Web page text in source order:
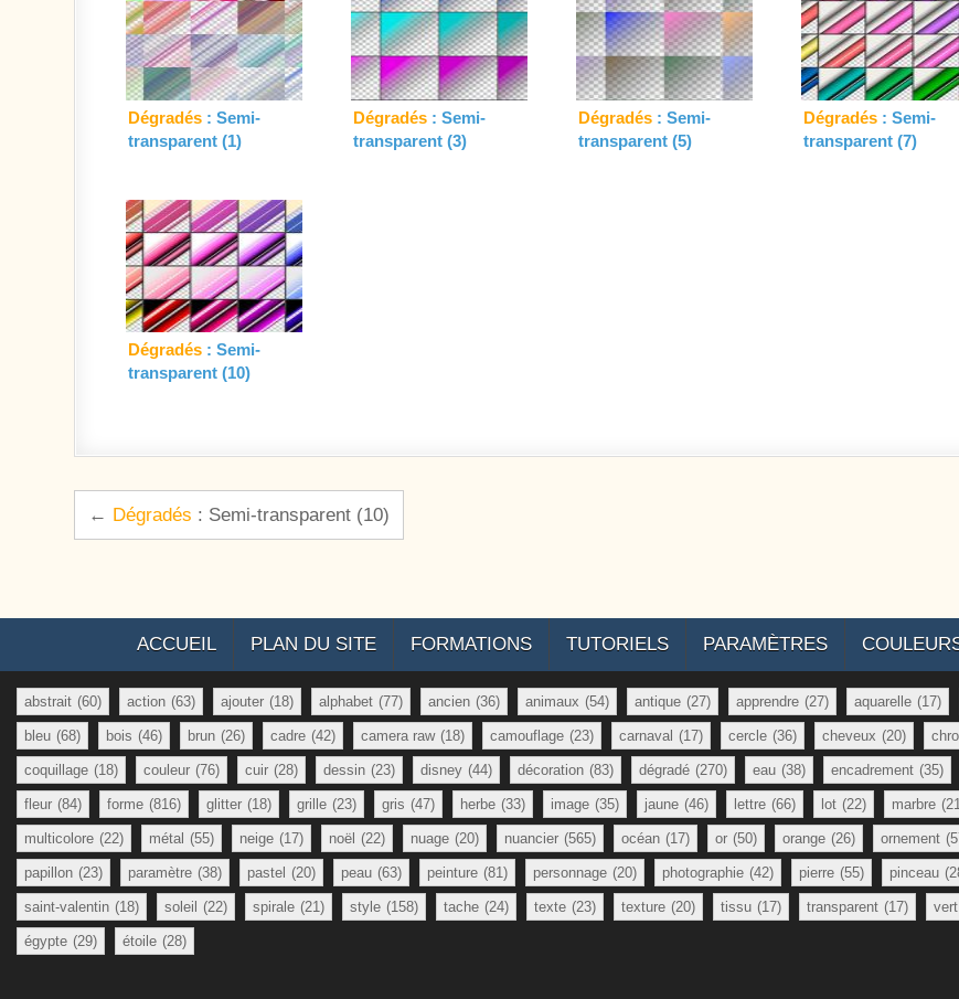
Dégradés : Semi-
transparent (1)
Dégradés : Semi-
transparent (3)
Dégradés : Semi-
transparent (5)
Dégradés : Semi-
transparent (7)
Dégradés : Semi-
transparent (10)
Navigation de l’article
← Dégradés : Semi-transparent (10)
ACCUEIL PLAN DU SITE FORMATIONS TUTORIELS PARAMÈTRES
abstrait (60) action (63) ajouter (18) alphabet (77) ancien (36) animaux (54) antique (27) apprendre (27) aquarelle (17)
bleu (68) bois (46) brun (26) cadre (42) camera raw (18) camouflage (23) carnaval (17) cercle (36) cheveux (20)
coquillage (18) couleur (76) cuir (28) dessin (23) disney (44) décoration (83) dégradé (270) eau (38) encadrement (35)
fleur (84) forme (816) glitter (18) grille (23) gris (47) herbe (33) image (35) jaune (46) lettre (66) lot (22) marbre
multicolore (22) métal (55) neige (17) noël (22) nuage (20) nuancier (565) océan (17) or (50) orange (26) ornement
papillon (23) paramètre (38) pastel (20) peau (63) peinture (81) personnage (20) photographie (42) pierre (55) pinceau
saint-valentin (18) soleil (22) spirale (21) style (158) tache (24) texte (23) texture (20) tissu (17) transparent (17) vert
égypte (29) étoile (28)